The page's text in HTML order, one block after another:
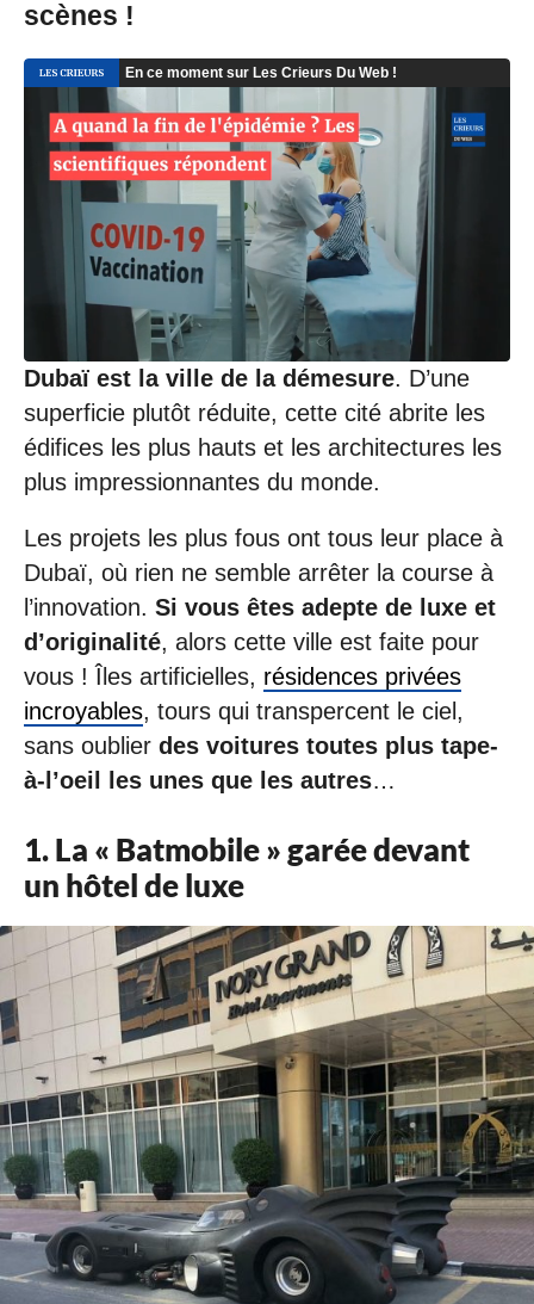
2
0
1
à
1
5
9
scènes !
Dubaï est la ville de la démesure. D’une
superficie plutôt réduite, cette cité abrite les
édifices les plus hauts et les architectures les
plus impressionnantes du monde.
Les projets les plus fous ont tous leur place à
Dubaï, où rien ne semble arrêter la course à
l’innovation. Si vous êtes adepte de luxe et
d’originalité, alors cette ville est faite pour
vous ! Îles artificielles, résidences privées
incroyables, tours qui transpercent le ciel,
sans oublier des voitures toutes plus tape-
à-l’oeil les unes que les autres…
1. La « Batmobile » garée devant
un hôtel de luxe